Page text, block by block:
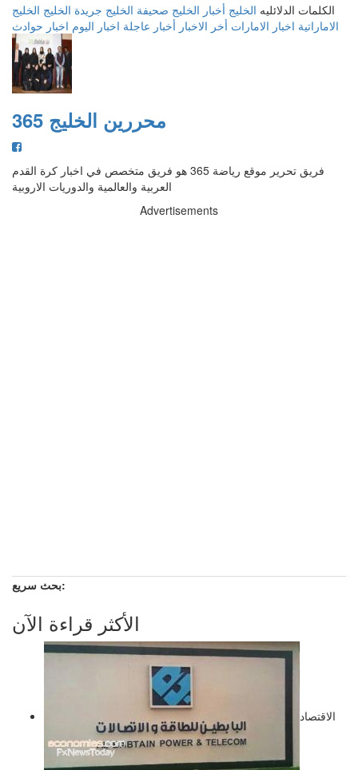
الكلمات الدلائليه الخليج أخبار الخليج صحيفة الخليج جريدة الخليج الخليج
الاماراتية اخبار الامارات أخر الاخبار أخبار عاجلة اخبار اليوم اخبار حوادث
محررين الخليج 365
فريق تحرير موقع رياضة 365 هو فريق متخصص في اخبار كرة القدم
العربية والعالمية والدوريات الاروبية
Advertisements
بحث سريع:
الأكثر قراءة الآن
الاقتصاد